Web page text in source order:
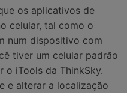
os aplicativos de
celular, tal como o
num dispositivo com
tiver um celular padrão
o iTools da ThinkSky.
e alterar a localização